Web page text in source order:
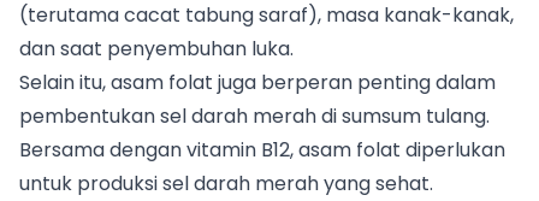
(terutama cacat tabung saraf), masa kanak-kanak,
dan saat penyembuhan luka.
Selain itu, asam folat juga berperan penting dalam
pembentukan sel darah merah di sumsum tulang.
Bersama dengan vitamin B12, asam folat diperlukan
untuk produksi sel darah merah yang sehat.